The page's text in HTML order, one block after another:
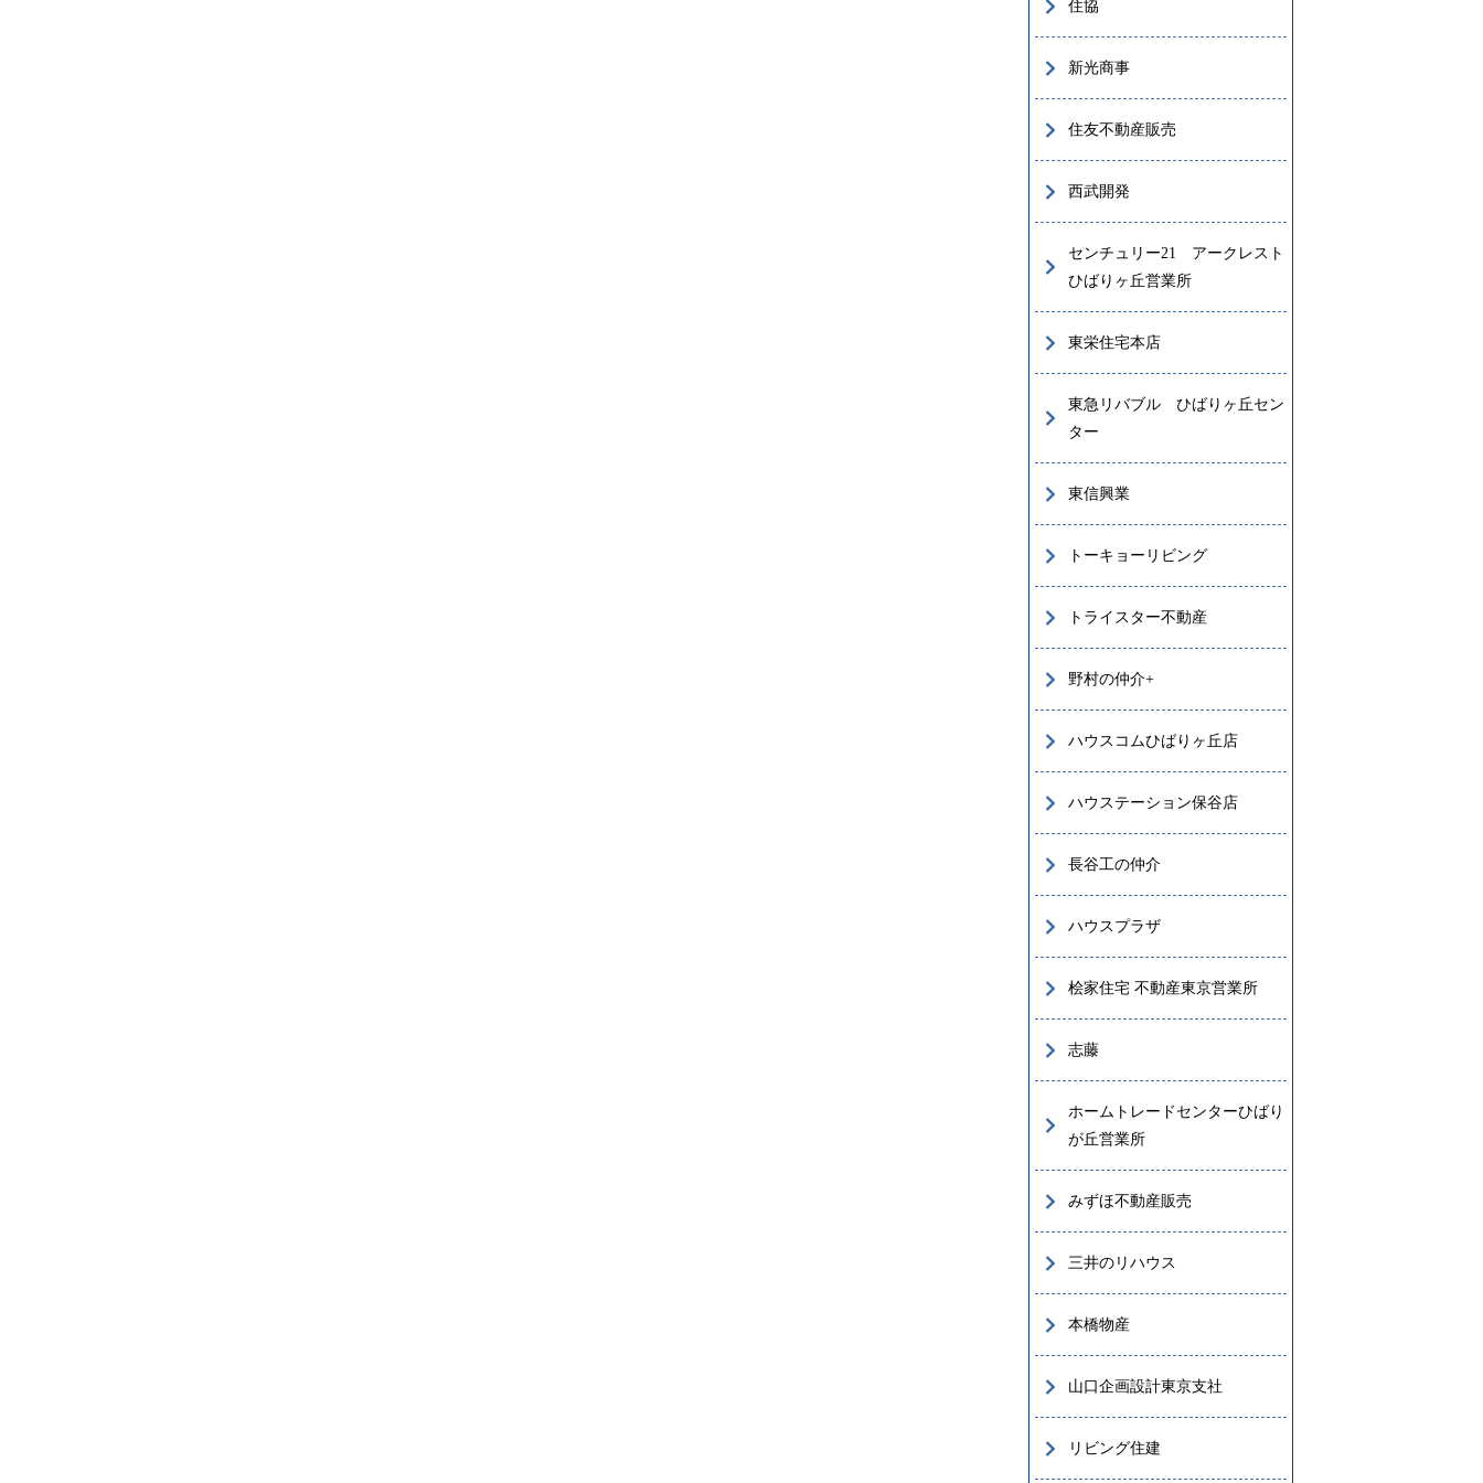
住協
新光商事
住友不動産販売
西武開発
センチュリー21 アークレスト
ひばりヶ丘営業所
東栄住宅本店
東急リバブル ひばりヶ丘セン
ター
東信興業
トーキョーリビング
トライスター不動産
野村の仲介+
ハウスコムひばりヶ丘店
ハウステーション保谷店
長谷工の仲介
ハウスプラザ
桧家住宅 不動産東京営業所
志藤
ホームトレードセンターひばり
が丘営業所
みずほ不動産販売
三井のリハウス
本橋物産
山口企画設計東京支社
リビング住建